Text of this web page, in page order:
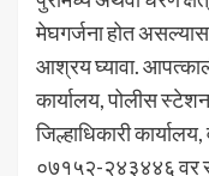
मेघगर्जना होत असल्यास
आश्रय घ्यावा.
कार्यालय, पोलीस
जिल्हाधिकारी
०७१५२-२४३४४६ वर